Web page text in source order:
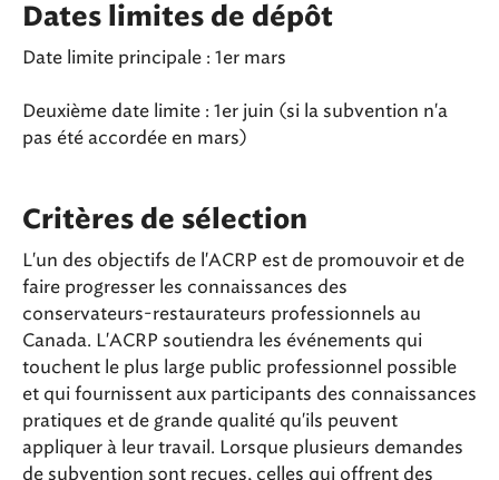
Dates limites de dépôt
Date limite principale : 1er mars
Deuxième date limite : 1er juin (si la subvention n'a
pas été accordée en mars)
Critères de sélection
L'un des objectifs de l'ACRP est de promouvoir et de
faire progresser les connaissances des
conservateurs-restaurateurs professionnels au
Canada. L'ACRP soutiendra les événements qui
touchent le plus large public professionnel possible
et qui fournissent aux participants des connaissances
pratiques et de grande qualité qu'ils peuvent
appliquer à leur travail. Lorsque plusieurs demandes
de subvention sont reçues, celles qui offrent des